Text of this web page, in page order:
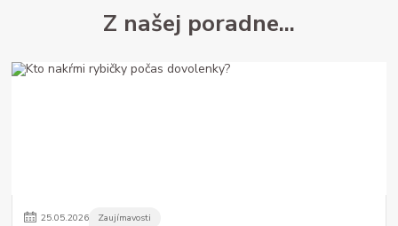
25.05.2026 Zaujímavosti